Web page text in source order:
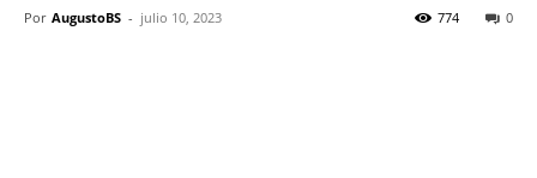
Por AugustoBS - julio 10, 2023 0
774